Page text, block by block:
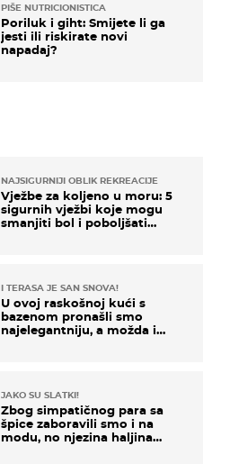
PIŠE NUTRICIONISTICA
Poriluk i giht: Smijete li ga
jesti ili riskirate novi
napadaj?
NAJSIGURNIJI OBLIK REKREACIJE
Vježbe za koljeno u moru: 5
sigurnih vježbi koje mogu
smanjiti bol i poboljšati
I TERASA JE SAN SNOVA!
U ovoj raskošnoj kući s
bazenom pronašli smo
najelegantniju, a možda i
JAKO SU SLATKI!
Zbog simpatičnog para sa
špice zaboravili smo i na
modu, no njezina haljina